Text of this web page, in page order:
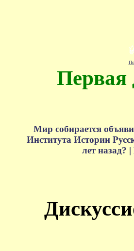
Первая
Мир собирается
Института Истории
лет назад? |